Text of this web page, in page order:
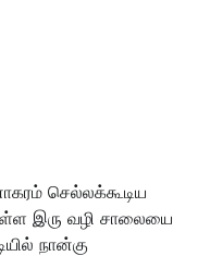
செல்லக்கூடிய
இரு வழி சாலையை
நான்கு